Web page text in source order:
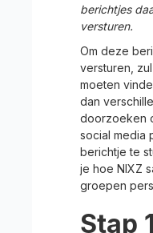
berichtjes
versturen.
Om deze
versturen,
moeten
dan
doorzoeken
social media
berichtje te
je hoe NIXZ
groepen
Stap